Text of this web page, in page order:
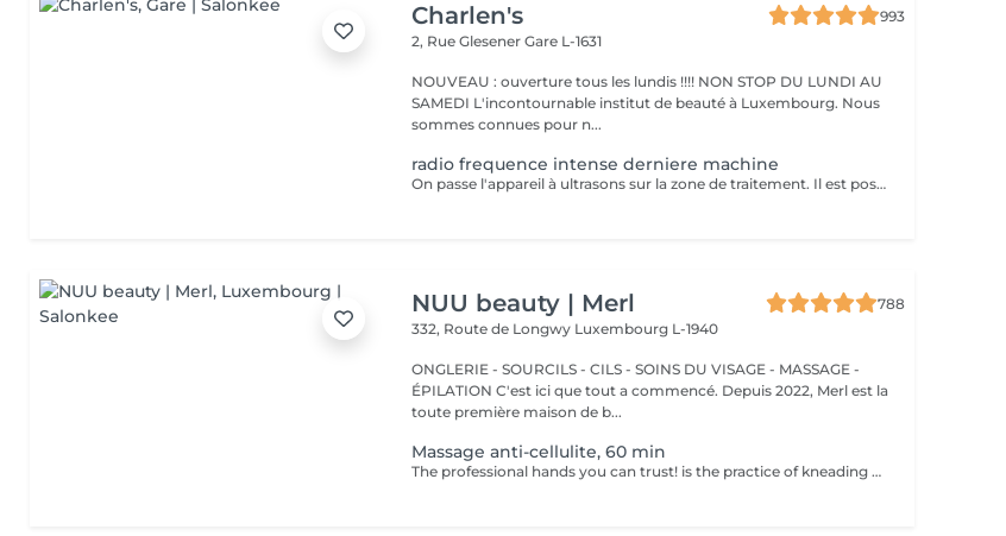
Charlen's
993
2, Rue GlesenerGare L-1631
NOUVEAU : ouverture tous les lundis !!!! NON STOP DU LUNDI AU
SAMEDI L'incontournable institut de beauté à Luxembourg. Nous
sommes connues pour n...
radio frequence intense derniere machine
On passe l'appareil à ultrasons sur la zone de traitement. Il est possible de ressentir une légère sensation de chaleur pendant la séance mais la lipocavitation est indolore. La séance dure entre 40 minutes et 1h et vous pourrez reprendre vos activités quotidiennes normalement après le soin. Les resultats lissent la peau casse les capitons des la première seance
NUU beauty | Merl
788
332, Route de Longwy Luxembourg L-1940
ONGLERIE - SOURCILS - CILS - SOINS DU VISAGE - MASSAGE -
ÉPILATION C'est ici que tout a commencé. Depuis 2022, Merl est la
toute première maison de b...
Massage anti-cellulite, 60 min
The professional hands you can trust! is the practice of kneading or manipulating a person's muscles and other soft-tissue in order to reduce stress, reduce muscle pain, increase relaxation and improve the work of the immune system. Benefits of getting an anti-cellulite massage: - improves blood circulation - congestion in the skin goes away - metabolic processes in cells and tissues are activated - muscles and tissues are saturated with oxygen and minerals - skin becomes smooth and elastic How is massage anti-cellulite done? - back is massaged - arms are massaged - legs are massaged - belly is massaged Age restrictions: recommended to do from 16 years. Post procedure recommendations: do not do sport and any sharp movements for 2-3 hours after the procedure. Frequency: 2-3 times per week, 10 times in total. Repeat once in 3-6 months.